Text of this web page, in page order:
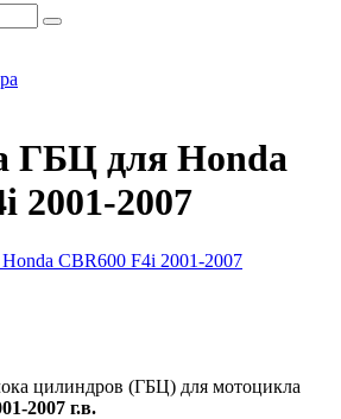
ГБЦ для Honda
2001-2007
цилиндров (ГБЦ) для мотоцикла
2007 г.в.